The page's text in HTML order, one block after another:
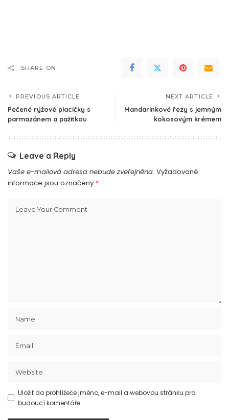
SHARE ON
PREVIOUS ARTICLE
Pečené rýžové placičky s
parmazánem a pažitkou
NEXT ARTICLE
Mandarinkové řezy s jemným
kokosovým krémem
Leave a Reply
Vaše e-mailová adresa nebude zveřejněna. Vyžadované
informace jsou označeny *
Uložit do prohlížeče jméno, e-mail a webovou stránku pro
budoucí komentáře.